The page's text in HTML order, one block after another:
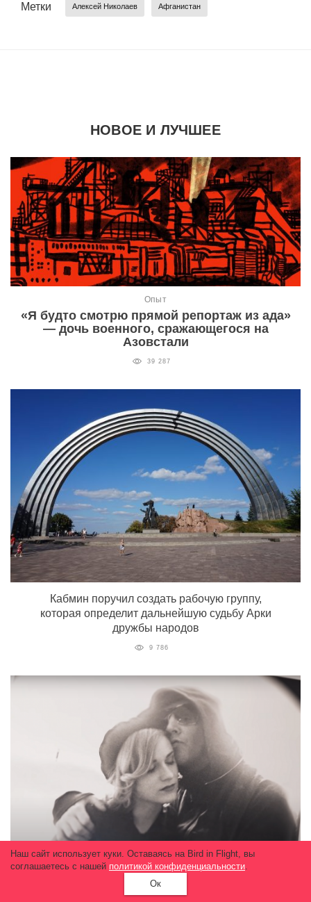
Метки Алексей Николаев Афганистан
НОВОЕ И ЛУЧШЕЕ
Опыт
«Я будто смотрю прямой репортаж из ада»
— дочь военного, сражающегося на
Азовстали
39 287
Кабмин поручил создать рабочую группу,
которая определит дальнейшую судьбу Арки
дружбы народов
9 786
Вышел трейлер фильма об Эван Рейчел
Наш сайт использует куки. Оставаясь на Bird in Flight, вы
соглашаетесь с нашей политикой конфиденциальности.
Ок